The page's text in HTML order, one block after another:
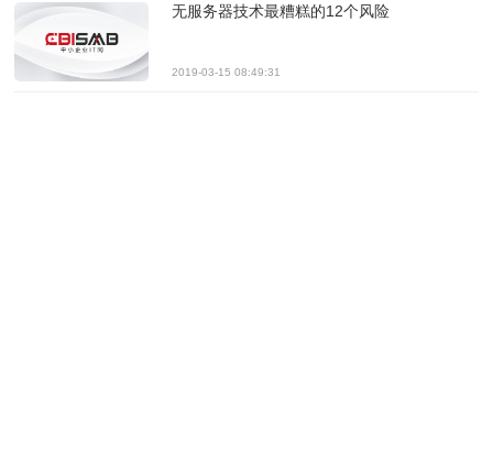
无服务器技术最糟糕的12个风险
2019-03-15 08:49:31